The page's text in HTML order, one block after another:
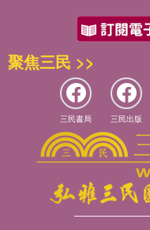
聚焦三民 >>
三民書局 三民出版